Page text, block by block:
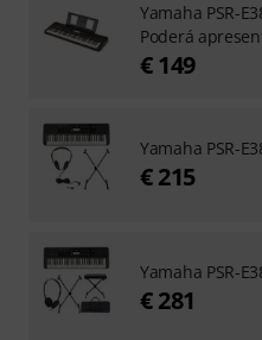
Yamaha PSR-
Poderá
€ 149
Yamaha PSR-
€ 215
Yamaha PSR-
€ 281